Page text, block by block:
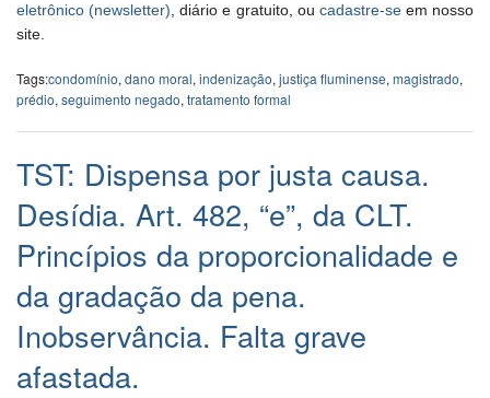
eletrônico (newsletter) , diário e gratuito, ou cadastre-seem nosso
site.
Tags:condomínio, dano moral, indenização, justiça fluminense, magistrado,
prédio, seguimento negado, tratamento formal
TST: Dispensa por justa causa.
Desídia. Art. 482, “e”, da CLT.
Princípios da proporcionalidade e
da gradação da pena.
Inobservância. Falta grave
afastada.